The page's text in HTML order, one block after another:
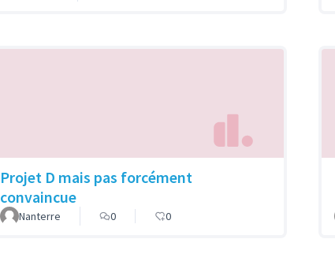
Projet D mais pas forcément
convaincue
Nanterre 0 0